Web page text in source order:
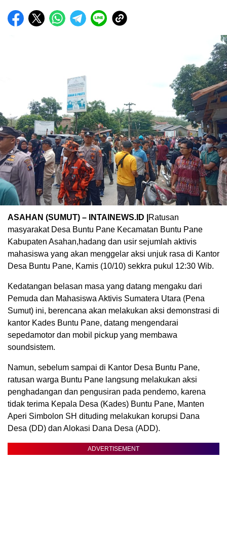
ASAHAN (SUMUT) – INTAINEWS.ID |
Ratusan
masyarakat Desa Buntu Pane Kecamatan Buntu Pane
Kabupaten Asahan,hadang dan usir sejumlah aktivis
mahasiswa yang akan menggelar aksi unjuk rasa di Kantor
Desa Buntu Pane, Kamis (10/10) sekkra pukul 12:30 Wib.
Kedatangan belasan masa yang datang mengaku dari
Pemuda dan Mahasiswa Aktivis Sumatera Utara (Pena
Sumut) ini, berencana akan melakukan aksi demonstrasi di
kantor Kades Buntu Pane, datang mengendarai
sepedamotor dan mobil pickup yang membawa
soundsistem.
Namun, sebelum sampai di Kantor Desa Buntu Pane,
ratusan warga Buntu Pane langsung melakukan aksi
penghadangan dan pengusiran pada pendemo, karena
tidak terima Kepala Desa (Kades) Buntu Pane, Manten
Aperi Simbolon SH dituding melakukan korupsi Dana
Desa (DD) dan Alokasi Dana Desa (ADD).
ADVERTISEMENT
Biru Kuning Geometris Modern Rekrutmen Staf
Kantor Poster Horizontal